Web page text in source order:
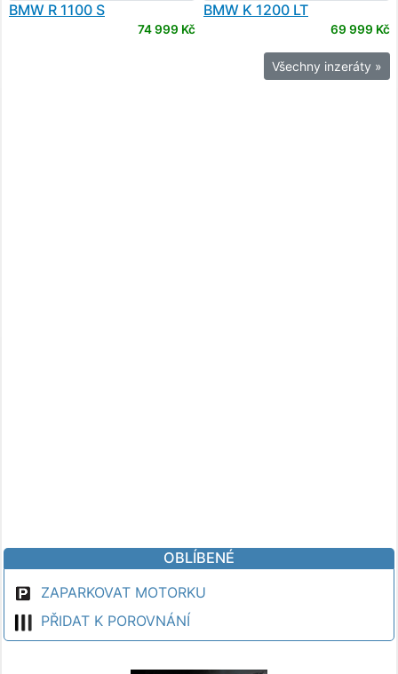
BMW R 1100 S
74 999 Kč
BMW K 1200 LT
69 999 Kč
Všechny inzeráty »
OBLÍBENÉ
ZAPARKOVAT MOTORKU
PŘIDAT K POROVNÁNÍ